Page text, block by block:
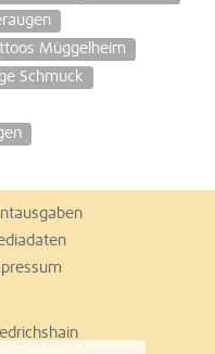
Müggelheim
Schmuck